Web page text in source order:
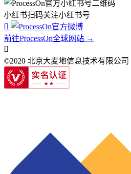
小红书扫码关注小红书号

前往ProcessOn全球网站 →

©2020 北京大麦地信息技术有限公司